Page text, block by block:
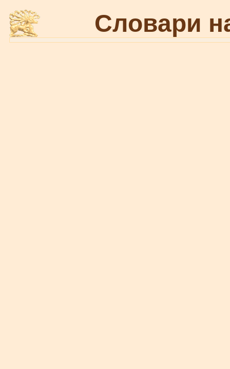
Словари